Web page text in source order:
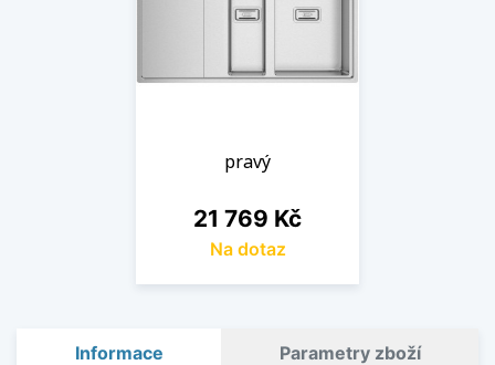
pravý
Cena
21 769 Kč
Na dotaz
Informace Parametry zboží